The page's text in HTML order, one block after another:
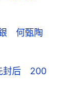
銀 何甄陶
封后 200